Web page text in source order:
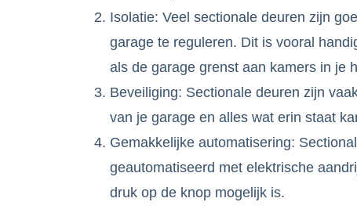
Isolatie: Veel sectionale deuren zijn
garage te reguleren. Dit is vooral
als de garage grenst aan kamers in je
Beveiliging: Sectionale deuren zijn
van je garage en alles wat erin staat
Gemakkelijke automatisering:
geautomatiseerd met elektrische
druk op de knop mogelijk is.